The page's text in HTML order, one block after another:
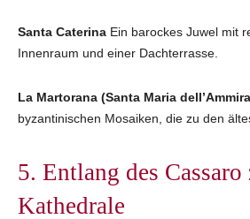
Santa Caterina Ein barockes Juwel mit
Innenraum und einer Dachterrasse.
La Martorana (Santa Maria
byzantinischen Mosaiken, die zu den
5. Entlang des Cassaro
Kathedrale